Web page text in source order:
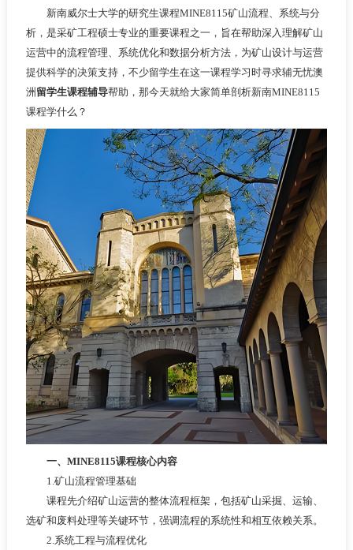
新南威尔士大学的研究生课程MINE8115矿山流程、系统与分
析，是采矿工程硕士专业的重要课程之一，旨在帮助深入理解矿山
运营中的流程管理、系统优化和数据分析方法，为矿山设计与运营
提供科学的决策支持，不少留学生在这一课程学习时寻求辅无忧澳
洲 留学生课程辅导帮助，那今天就给大家简单剖析新南MINE8115
课程学什么？
一、MINE8115课程核心内容
1.矿山流程管理基础
课程先介绍矿山运营的整体流程框架，包括矿山采掘、运输、
选矿和废料处理等关键环节，强调流程的系统性和相互依赖关系。
2.系统工程与流程优化